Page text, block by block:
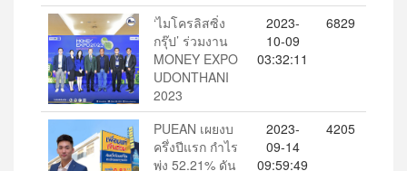
‘ไมโครลิสซิ่ง
กรุ๊ป’ ร่วมงาน
MONEY EXPO
UDONTHANI
2023
2023-
10-09
03:32:11
6829
PUEAN เผยงบ
ครึ่งปีแรก กำไร
พุ่ง 52.21% ดัน
2023-
09-14
09:59:49
4205